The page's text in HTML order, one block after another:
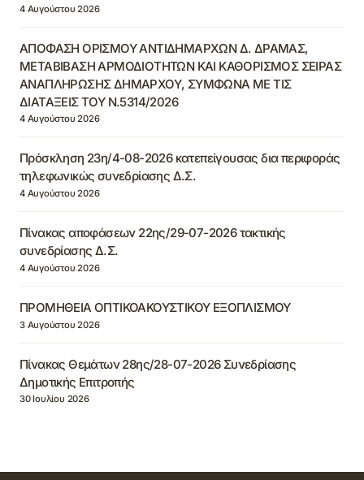
4 Αυγούστου 2026
ΑΠΟΦΑΣΗ ΟΡΙΣΜΟΥ ΑΝΤΙΔΗΜΑΡΧΩΝ Δ. ΔΡΑΜΑΣ,
ΜΕΤΑΒΙΒΑΣΗ ΑΡΜΟΔΙΟΤΗΤΩΝ ΚΑΙ ΚΑΘΟΡΙΣΜΟΣ ΣΕΙΡΑΣ
ΑΝΑΠΛΗΡΩΣΗΣ ΔΗΜΑΡΧΟΥ, ΣΥΜΦΩΝΑ ΜΕ ΤΙΣ
ΔΙΑΤΑΞΕΙΣ ΤΟΥ Ν.5314/2026
4 Αυγούστου 2026
Πρόσκληση 23η/4-08-2026 κατεπείγουσας δια περιφοράς
τηλεφωνικώς συνεδρίασης Δ.Σ.
4 Αυγούστου 2026
Πίνακας αποφάσεων 22ης/29-07-2026 τακτικής
συνεδρίασης Δ.Σ.
4 Αυγούστου 2026
ΠΡΟΜΗΘΕΙΑ ΟΠΤΙΚΟΑΚΟΥΣΤΙΚΟΥ ΕΞΟΠΛΙΣΜΟΥ
3 Αυγούστου 2026
Πίνακας Θεμάτων 28ης/28-07-2026 Συνεδρίασης
Δημοτικής Επιτροπής
30 Ιουλίου 2026